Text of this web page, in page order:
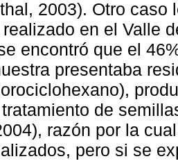
2003). Otro caso
en el Valle
encontró que el
presentaba
de
razón por la
pero si se